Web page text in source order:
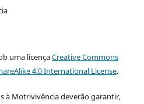
uma licençaCreative Commons
4.0 International License.
à Motrivivência deverão garantir,